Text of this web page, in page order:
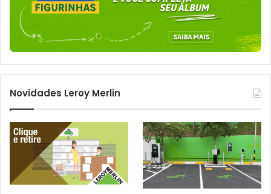
Novidades Leroy Merlin